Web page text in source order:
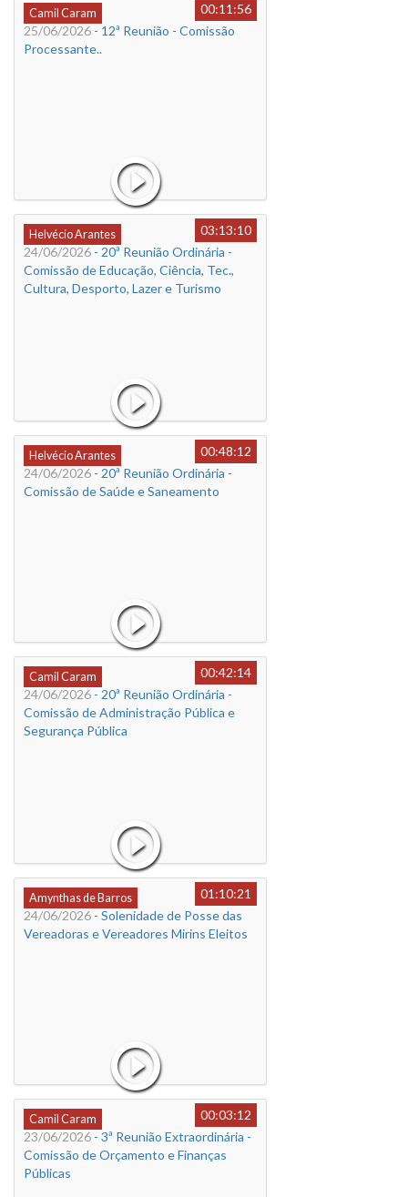
Camil Caram
00:11:56
25/06/2026 - 12ª Reunião - Comissão
Processante..
Helvécio Arantes
03:13:10
24/06/2026 - 20ª Reunião Ordinária -
Comissão de Educação, Ciência, Tec.,
Cultura, Desporto, Lazer e Turismo
Helvécio Arantes
00:48:12
24/06/2026 - 20ª Reunião Ordinária -
Comissão de Saúde e Saneamento
Camil Caram
00:42:14
24/06/2026 - 20ª Reunião Ordinária -
Comissão de Administração Pública e
Segurança Pública
Amynthas de Barros
01:10:21
24/06/2026 - Solenidade de Posse das
Vereadoras e Vereadores Mirins Eleitos
Camil Caram
00:03:12
23/06/2026 - 3ª Reunião Extraordinária -
Comissão de Orçamento e Finanças
Públicas